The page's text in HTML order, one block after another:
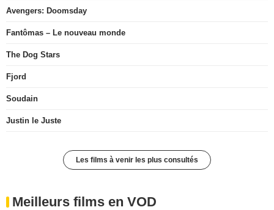
Avengers: Doomsday
Fantômas – Le nouveau monde
The Dog Stars
Fjord
Soudain
Justin le Juste
Les films à venir les plus consultés
Meilleurs films en VOD